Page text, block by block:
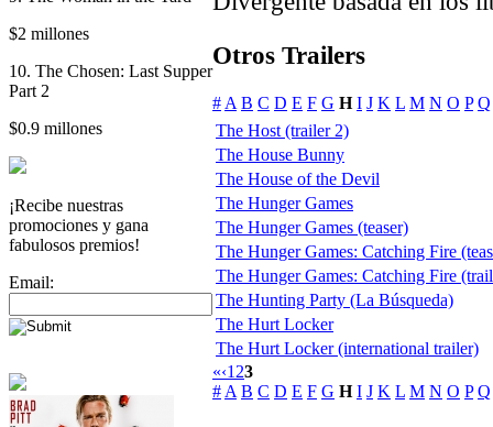
$2 millones
10. The Chosen: Last Supper
Part 2
$0.9 millones
¡Recibe nuestras
promociones y gana
fabulosos premios!
Email:
Otros Trailers
# A B C D E F G H I J K L M N O P Q
The Host (trailer 2)
The House Bunny
The House of the Devil
The Hunger Games
The Hunger Games (teaser)
The Hunger Games: Catching Fire
The Hunger Games: Catching Fire
The Hunting Party (La Búsqueda)
The Hurt Locker
The Hurt Locker (international trailer)
«‹1 23
# A B C D E F G H I J K L M N O P Q